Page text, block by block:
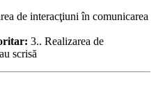
de interacţiuni în comunicarea
3.. Realizarea de
scrisă